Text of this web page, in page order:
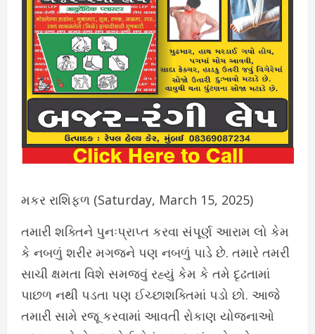
મકર રાશિફળ (Saturday, March 15, 2025)
તમારી શક્તિને પુનઃપ્રાપ્ત કરવા સંપૂર્ણ આરામ લો કેમ
કે નબળું શરીર મગજને પણ નબળું પાડે છે. તમારે તમરી
સાચી ક્ષમતા વિશે સમજવું રહ્યું કેમ કે તમે દૃઢતામાં
પાછળ નથી પડતા પણ ઈચ્છાશક્તિમાં પડો છો. આજે
તમારી સામે રજૂ કરવામાં આવતી રોકાણ યોજનાઓ